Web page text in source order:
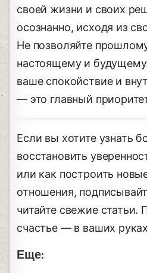
своей жизни и своих
осознанно, исходя из
Не позволяйте
настоящему и
ваше спокойствие и
— это главный
Если вы хотите узнать
восстановить
или как построить
отношения,
читайте свежие статьи.
счастье — в ваших
Еще: